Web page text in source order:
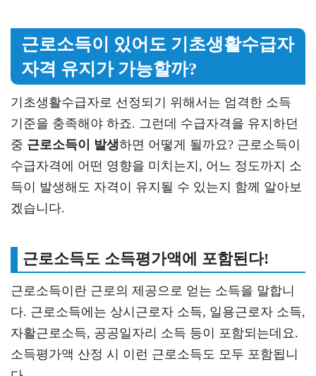
근로소득이 있어도 기초생활수급자
자격 유지가 가능할까?
기초생활수급자로 선정되기 위해서는 엄격한 소득
기준을 충족해야 하죠. 그런데 수급자격을 유지하던
중 근로소득이 발생하면 어떻게 될까요? 근로소득이
수급자격에 어떤 영향을 미치는지, 어느 정도까지 소
득이 발생해도 자격이 유지될 수 있는지 함께 알아보
겠습니다.
근로소득도 소득평가액에 포함된다!
근로소득이란 근로의 제공으로 얻는 소득을 말합니
다. 근로소득에는 상시근로자 소득, 일용근로자 소득,
자활근로소득, 공공일자리 소득 등이 포함되는데요.
소득평가액 산정 시 이런 근로소득도 모두 포함됩니